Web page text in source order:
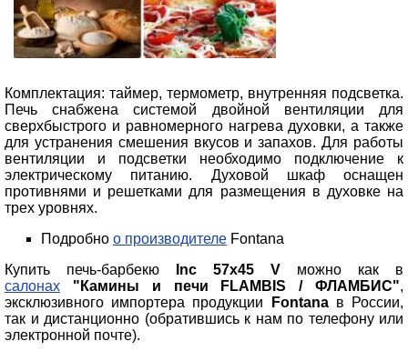
Комплектация: таймер, термометр, внутренняя подсветка.
Печь снабжена системой двойной вентиляции для
сверхбыстрого и равномерного нагрева духовки, а также
для устранения смешения вкусов и запахов. Для работы
вентиляции и подсветки необходимо подключение к
электрическому питанию. Духовой шкаф оснащен
противнями и решетками для размещения в духовке на
трех уровнях.
Подробно о производителе Fontana
Купить печь-барбекю
Inc 57x45 V можно как в
салонах "Камины и печи FLAMBIS / ФЛАМБИС",
эксклюзивного импортера продукции
Fontanaв России,
так и дистанционно (обратившись к нам по телефону или
электронной почте).